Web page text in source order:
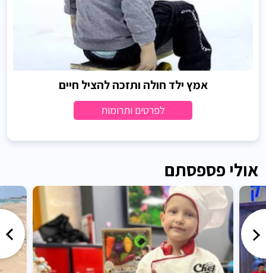
אמץ ילד חולה ותזכה להציל חיים
לפרטים ותרומות
אולי פספסתם